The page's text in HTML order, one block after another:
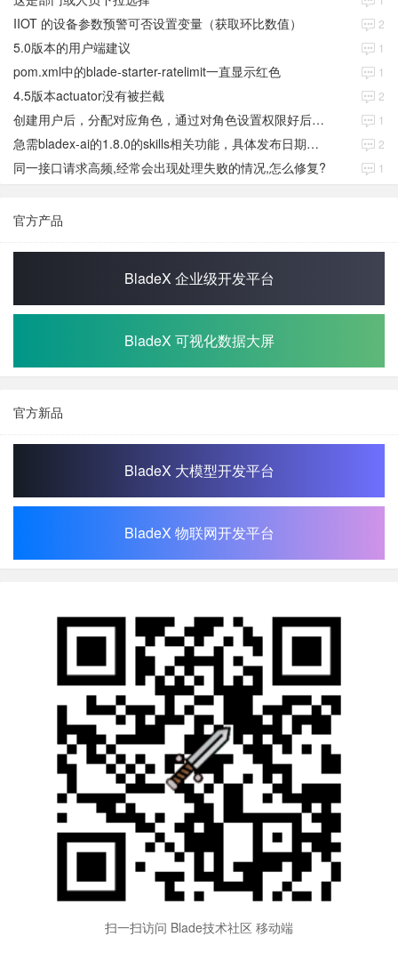
IIOT 的设备参数预警可否设置变量（获取环比数值） 2
5.0版本的用户端建议 1
pom.xml中的blade-starter-ratelimit一直显示红色 1
4.5版本actuator没有被拦截 2
创建用户后，分配对应角色，通过对角色设置权限好后，登录当前用户后。查看不到当前已分配对应角色权限数据 1
急需bladex-ai的1.8.0的skills相关功能，具体发布日期是多少号 2
同一接口请求高频,经常会出现处理失败的情况,怎么修复? 1
官方产品
BladeX 企业级开发平台
BladeX 可视化数据大屏
官方新品
BladeX 大模型开发平台
BladeX 物联网开发平台
扫一扫访问 Blade技术社区 移动端